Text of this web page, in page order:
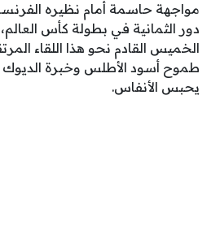
مواجهة حاسمة أمام نظيره
دور الثمانية في بطولة كأس
الخميس القادم نحو هذا اللقاء
طموح أسود الأطلس وخبرة
يحبس الأنفاس.